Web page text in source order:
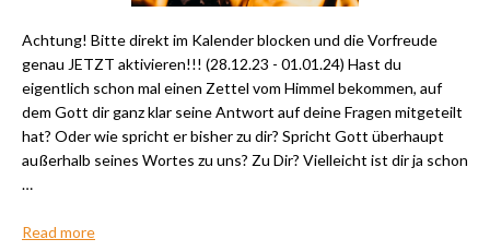
Achtung! Bitte direkt im Kalender blocken und die Vorfreude
genau JETZT aktivieren!!! (28.12.23 - 01.01.24) Hast du
eigentlich schon mal einen Zettel vom Himmel bekommen, auf
dem Gott dir ganz klar seine Antwort auf deine Fragen mitgeteilt
hat? Oder wie spricht er bisher zu dir? Spricht Gott überhaupt
außerhalb seines Wortes zu uns? Zu Dir? Vielleicht ist dir ja schon
…
Read more